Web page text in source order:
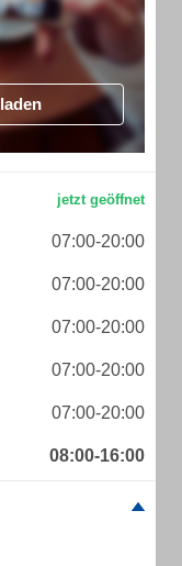
07:00-20:00
07:00-20:00
07:00-20:00
07:00-20:00
07:00-20:00
08:00-16:00